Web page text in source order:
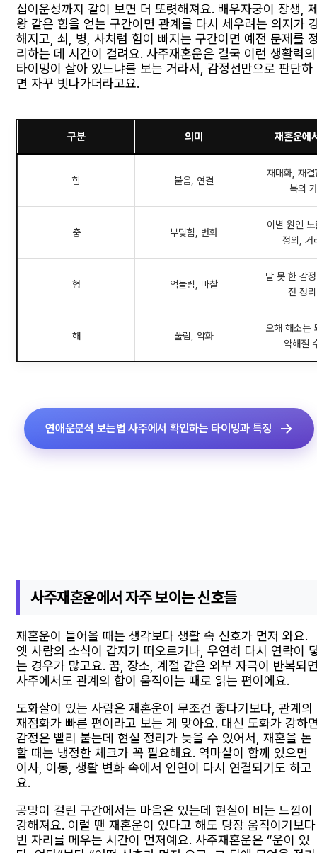
십이운성까지 같이 보면 더 또렷해져요. 배우자궁이 장생,
왕 같은 힘을 얻는 구간이면 관계를 다시 세우려는 의지가
해지고, 쇠, 병, 사처럼 힘이 빠지는 구간이면 예전 문제를
리하는 데 시간이 걸려요. 사주재혼운은 결국 이런 생활력의
타이밍이 살아 있느냐를 보는 거라서, 감정선만으로 판단하
면 자꾸 빗나가더라고요.
구분 의미 재혼운에
합 붙음, 연결
재대화, 재
복의
충 부딪힘, 변화
이별 원인
정의, 거
형 억눌림, 마찰
말 못 한 감
전 정
해 풀림, 약화
오해 해소는
약해질
연애운분석 보는법 사주에서 확인하는 타이밍과 특징
사주재혼운에서 자주 보이는 신호들
재혼운이 들어올 때는 생각보다 생활 속 신호가 먼저 와요.
옛 사람의 소식이 갑자기 떠오르거나, 우연히 다시 연락이
는 경우가 많고요. 꿈, 장소, 계절 같은 외부 자극이 반복되
사주에서도 관계의 합이 움직이는 때로 읽는 편이에요.
도화살이 있는 사람은 재혼운이 무조건 좋다기보다, 관계의
재점화가 빠른 편이라고 보는 게 맞아요. 대신 도화가 강하
감정은 빨리 붙는데 현실 정리가 늦을 수 있어서, 재혼을 논
할 때는 냉정한 체크가 꼭 필요해요. 역마살이 함께 있으면
이사, 이동, 생활 변화 속에서 인연이 다시 연결되기도 하고
요.
공망이 걸린 구간에서는 마음은 있는데 현실이 비는 느낌이
강해져요. 이럴 땐 재혼운이 있다고 해도 당장 움직이기보다
빈 자리를 메우는 시간이 먼저예요. 사주재혼운은 “운이 있